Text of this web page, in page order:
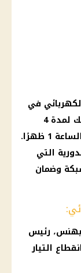
في
بعض مناطق مركز أخميم غدًا، الاثنين، وذلك لمدة 4
ساعات متواصلة من الساعة 9 صباحًا حتى الساعة 1 ظهرًا.
التي
وضمان
رئيس
التيار